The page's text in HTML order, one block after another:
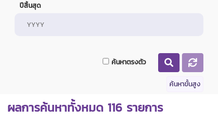
ปีสิ้นสุด
ค้นหาตรงตัว
ค้นหาขั้นสูง
ผลการค้นหาทั้งหมด 116 รายการ